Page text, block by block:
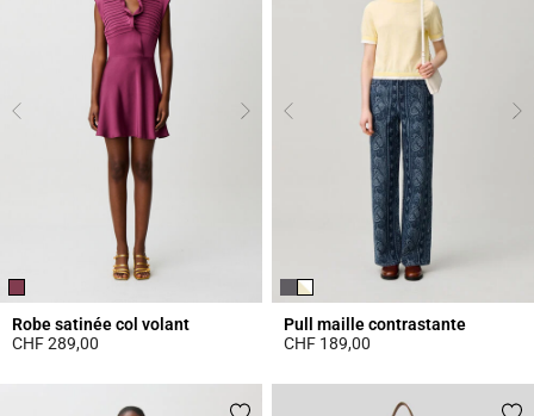
Robe satinée col volant
CHF 289,00
Pull maille contrastante
CHF 189,00